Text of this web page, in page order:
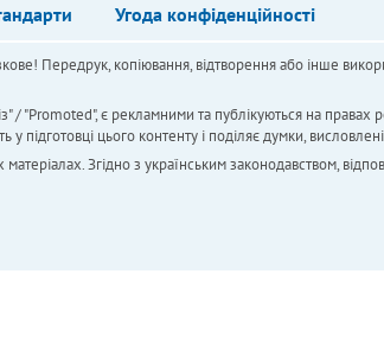
Угода конфіденційності
Передрук, копіювання, відтворення або інше
"Promoted", є рекламними та публікуються на правах
цього контенту і поділяє думки,
Згідно з українським законодавством,